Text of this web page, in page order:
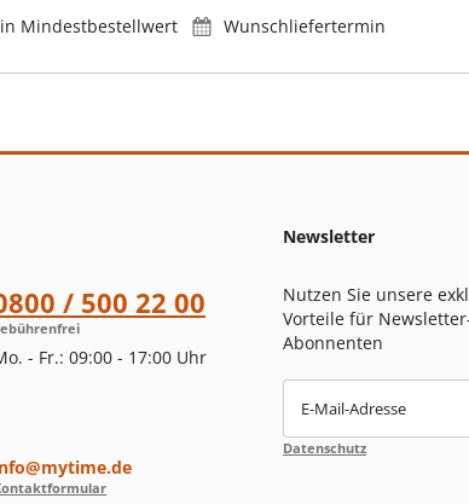
Mindestbestellwert Wunschliefertermin
/ 500 22 00
- Fr.: 09:00 - 17:00 Uhr
Newsletter
Nutzen Sie unsere
Vorteile für
Abonnenten
E-Mail-Adresse
Datenschutz